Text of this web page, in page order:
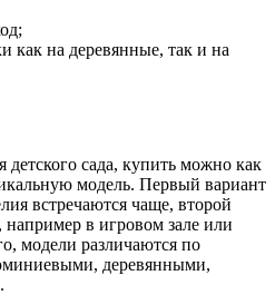
как на деревянные, так и на
сада, купить можно как
модель. Первый вариант
встречаются чаще, второй
в игровом зале или
модели различаются по
деревянными,